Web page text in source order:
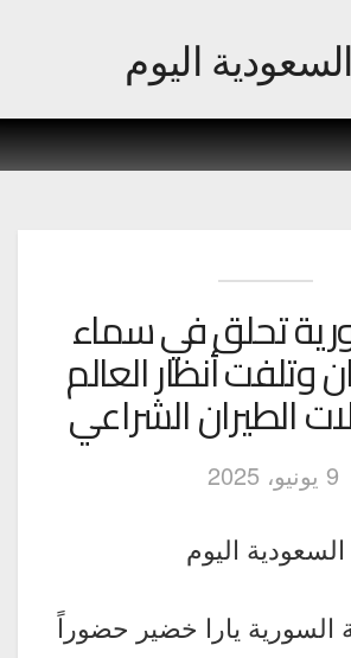
تحلق في سماء
وتلفت أنظار العالم
الطيران الشراعي
9 يونيو، 2025
اليوم
السورية يارا خضير حضوراً